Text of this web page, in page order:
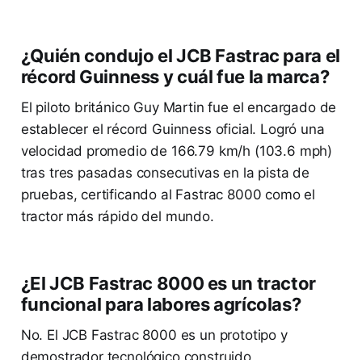
¿Quién condujo el JCB Fastrac para el
récord Guinness y cuál fue la marca?
El piloto británico Guy Martin fue el encargado de
establecer el récord Guinness oficial. Logró una
velocidad promedio de 166.79 km/h (103.6 mph)
tras tres pasadas consecutivas en la pista de
pruebas, certificando al Fastrac 8000 como el
tractor más rápido del mundo.
¿El JCB Fastrac 8000 es un tractor
funcional para labores agrícolas?
No. El JCB Fastrac 8000 es un prototipo y
demostrador tecnológico construido